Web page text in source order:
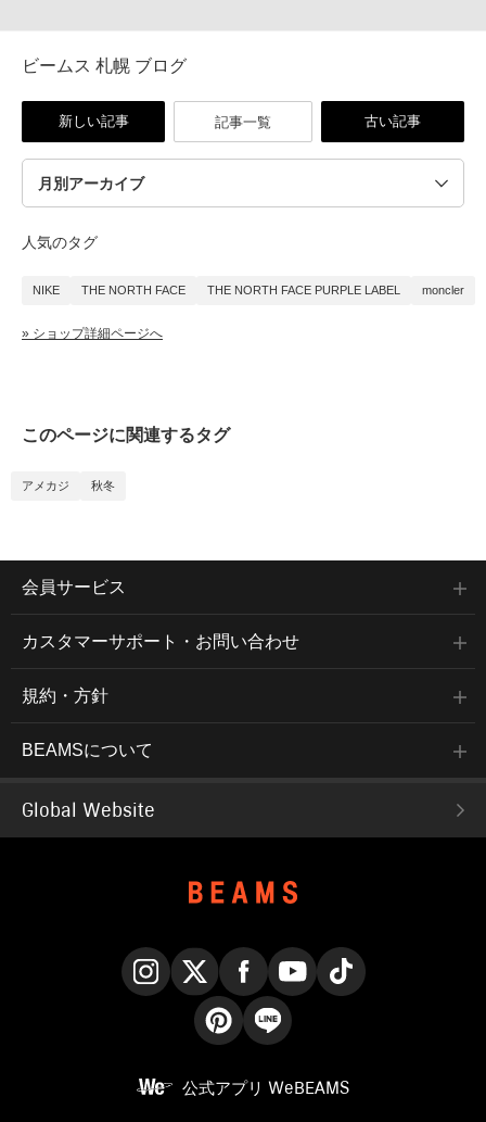
ビームス 札幌 ブログ
新しい記事 記事一覧 古い記事
人気のタグ
NIKE THE NORTH FACE THE NORTH FACE PURPLE LABEL moncler
» ショップ詳細ページへ
このページに関連するタグ
アメカジ 秋冬
会員サービス
カスタマーサポート・お問い合わせ
規約・方針
BEAMSについて
Global Website
公式アプリ WeBEAMS